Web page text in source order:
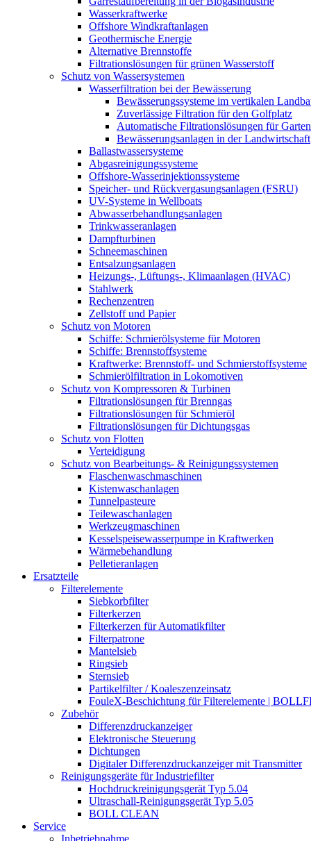
Wasserkraftwerke
Offshore Windkraftanlagen
Geothermische Energie
Alternative Brennstoffe
Filtrationslösungen für grünen Wasserstoff
Schutz von Wassersystemen
Wasserfiltration bei der Bewässerung
Bewässerungssysteme im vertikalen
Zuverlässige Filtration für den Golfplatz
Automatische Filtrationslösungen für
Bewässerungsanlagen in der Landwirtschaft
Ballastwassersysteme
Abgasreinigungssysteme
Offshore-Wasserinjektionssysteme
Speicher- und Rückvergasungsanlagen (FSRU)
UV-Systeme in Wellboats
Abwasserbehandlungsanlagen
Trinkwasseranlagen
Dampfturbinen
Schneemaschinen
Entsalzungsanlagen
Heizungs-, Lüftungs-, Klimaanlagen (HVAC)
Stahlwerk
Rechenzentren
Zellstoff und Papier
Schutz von Motoren
Schiffe: Schmierölsysteme für Motoren
Schiffe: Brennstoffsysteme
Kraftwerke: Brennstoff- und Schmierstoffsysteme
Schmierölfiltration in Lokomotiven
Schutz von Kompressoren & Turbinen
Filtrationslösungen für Brenngas
Filtrationslösungen für Schmieröl
Filtrationslösungen für Dichtungsgas
Schutz von Flotten
Verteidigung
Schutz von Bearbeitungs- & Reinigungssystemen
Flaschenwaschmaschinen
Kistenwaschanlagen
Tunnelpasteure
Teilewaschanlagen
Werkzeugmaschinen
Kesselspeisewasserpumpe in Kraftwerken
Wärmebehandlung
Pelletieranlagen
Ersatzteile
Filterelemente
Siebkorbfilter
Filterkerzen
Filterkerzen für Automatikfilter
Filterpatrone
Mantelsieb
Ringsieb
Sternsieb
Partikelfilter / Koaleszenzeinsatz
FouleX-Beschichtung für Filterelemente |
Zubehör
Differenzdruckanzeiger
Elektronische Steuerung
Dichtungen
Digitaler Differenzdruckanzeiger mit Transmitter
Reinigungsgeräte für Industriefilter
Hochdruckreinigungsgerät Typ 5.04
Ultraschall-Reinigungsgerät Typ 5.05
BOLL CLEAN
Service